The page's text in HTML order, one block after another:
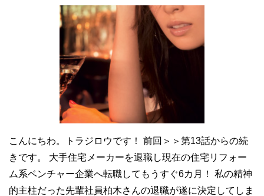
こんにちわ。トラジロウです！ 前回＞＞第13話からの続
きです。 大手住宅メーカーを退職し現在の住宅リフォー
ム系ベンチャー企業へ転職してもうすぐ6カ月！ 私の精神
的主柱だった先輩社員柏木さんの退職が遂に決定してしま